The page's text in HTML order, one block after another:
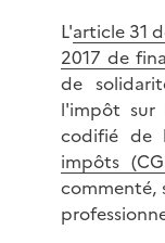
L'article 31
2017 de
de
l'impôt sur
codifié de
impôts
commenté,